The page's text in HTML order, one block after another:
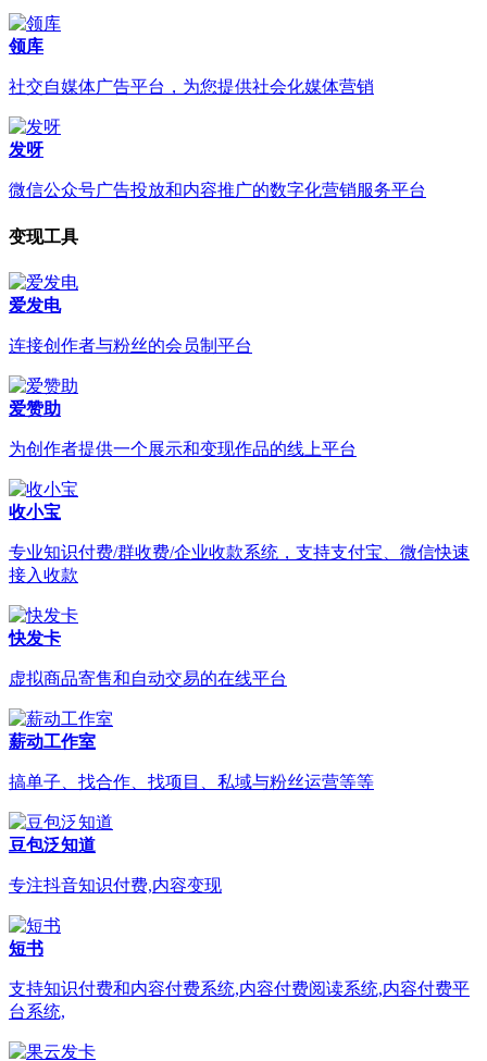
领库
社交自媒体广告平台，为您提供社会化媒体营销
发呀
微信公众号广告投放和内容推广的数字化营销服务平台
变现工具
爱发电
连接创作者与粉丝的会员制平台
爱赞助
为创作者提供一个展示和变现作品的线上平台
收小宝
专业知识付费/群收费/企业收款系统，支持支付宝、微信快速
接入收款
快发卡
虚拟商品寄售和自动交易的在线平台
薪动工作室
搞单子、找合作、找项目、私域与粉丝运营等等
豆包泛知道
专注抖音知识付费,内容变现
短书
支持知识付费和内容付费系统,内容付费阅读系统,内容付费平
台系统,